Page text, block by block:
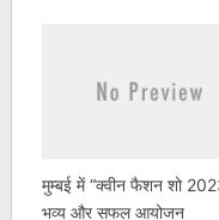
मुम्बई में “क्वीन फैशन शो
भव्य और सफल आयोजन